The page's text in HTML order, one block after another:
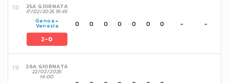
25A GIORNATA
17/02/2025 19:45
Genoa-
Venezia
2-0
0 0 0 0 0 0 0 - -
26A GIORNATA
22/02/2025
14:00